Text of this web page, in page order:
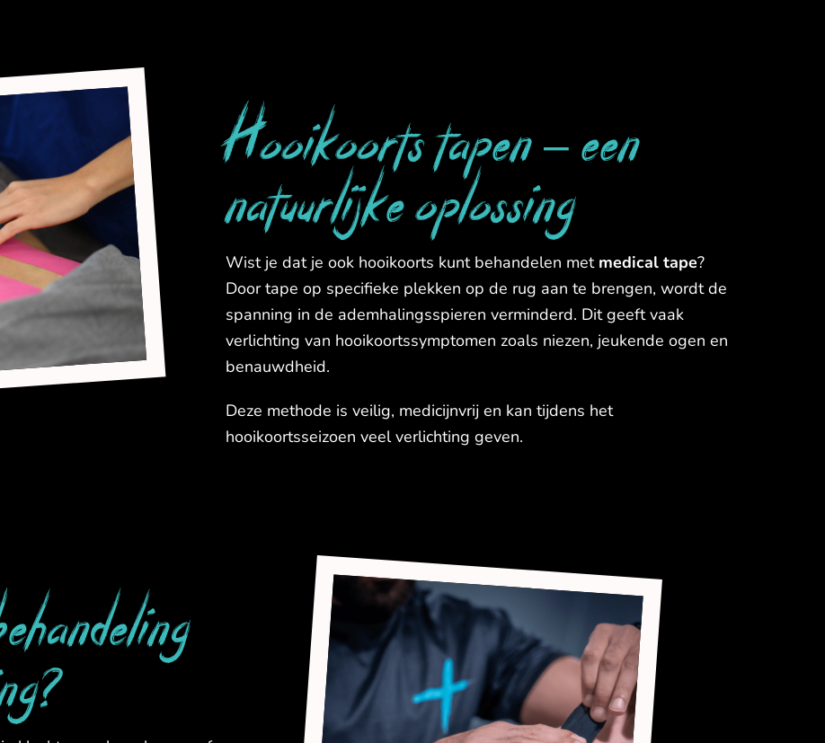
Hooikoorts tapen – een
natuurlijke oplossing
Wist je dat je ook hooikoorts kunt behandelen met medical tape?
Door tape op specifieke plekken op de rug aan te brengen, wordt de
spanning in de ademhalingsspieren verminderd. Dit geeft vaak
verlichting van hooikoortssymptomen zoals niezen, jeukende ogen en
benauwdheid.
Deze methode is veilig, medicijnvrij en kan tijdens het
hooikoortsseizoen veel verlichting geven.